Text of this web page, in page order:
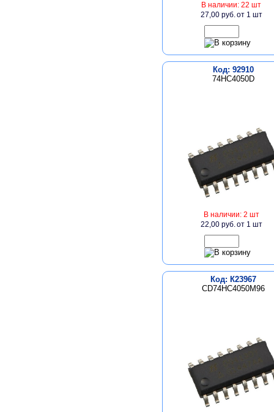
В наличии: 22 шт
27,00 руб.от 1 шт
Код: 92910
74HC4050D
В наличии: 2 шт
22,00 руб.от 1 шт
Код: К23967
CD74HC4050M96